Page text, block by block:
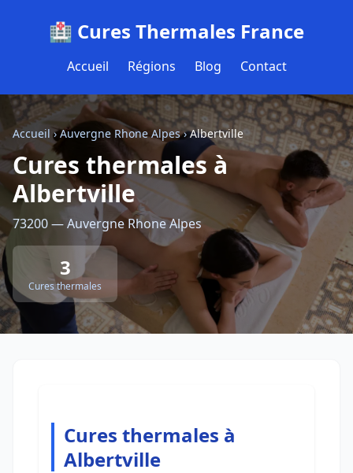
🏥 Cures Thermales France
Accueil Régions Blog Contact
Accueil ›Auvergne Rhone Alpes›Albertville
Cures thermales à
Albertville
73200 — Auvergne Rhone Alpes
3
Cures thermales
Cures thermales à
Albertville